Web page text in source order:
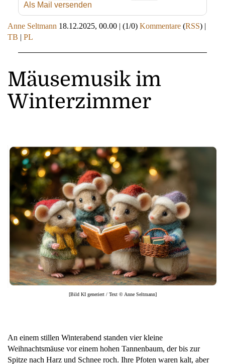
Als Mail versenden
Anne Seltmann 18.12.2025, 00.00 (1/0) Kommentare (RSS) |
TB
PL
Mäusemusik im
Winterzimmer
[Bild KI generiert / Text © Anne Seltmann]
An einem stillen Winterabend standen vier kleine
Weihnachtsmäuse vor einem hohen Tannenbaum, der bis zur
Spitze nach Harz und Schnee roch. Ihre Pfoten waren kalt, aber